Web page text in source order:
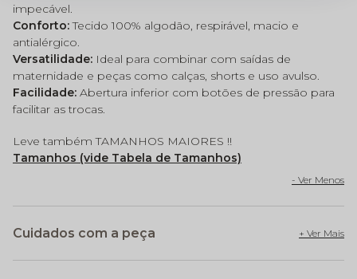
impecável.
Conforto:Tecido 100% algodão, respirável, macio e
antialérgico.
Versatilidade: Ideal para combinar com saídas de
maternidade e peças como calças, shorts e uso avulso.
Facilidade: Abertura inferior com botões de pressão para
facilitar as trocas.
Leve também TAMANHOS MAIORES !!
Tamanhos (vide Tabela de Tamanhos)
Cuidados com a peça